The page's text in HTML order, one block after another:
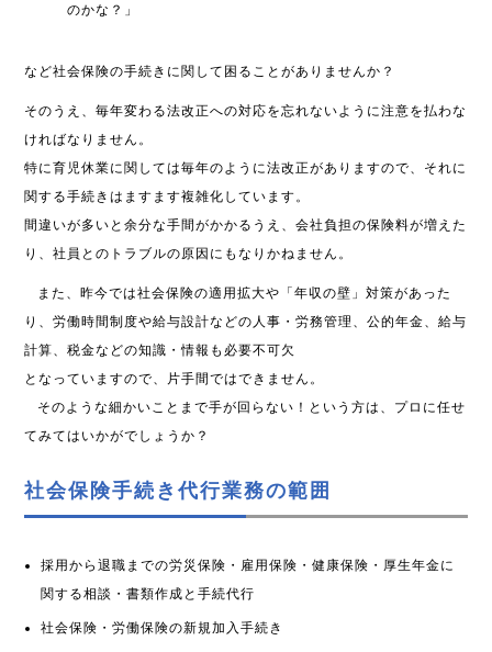
のかな？」
など社会保険の手続きに関して困ることがありませんか？
そのうえ、毎年変わる法改正への対応を忘れないように注意を払わな
ければなりません。
特に育児休業に関しては毎年のように法改正がありますので、それに
関する手続きはますます複雑化しています。
間違いが多いと余分な手間がかかるうえ、会社負担の保険料が増えた
り、社員とのトラブルの原因にもなりかねません。
また、昨今では社会保険の適用拡大や「年収の壁」対策があった
り、労働時間制度や給与設計などの人事・労務管理、公的年金、給与
計算、税金などの知識・情報も必要不可欠
となっていますので、片手間ではできません。
そのような細かいことまで手が回らない！という方は、プロに任せ
てみてはいかがでしょうか？
社会保険手続き代行業務の範囲
採用から退職までの労災保険・雇用保険・健康保険・厚生年金に
関する相談・書類作成と手続代行
社会保険・労働保険の新規加入手続き